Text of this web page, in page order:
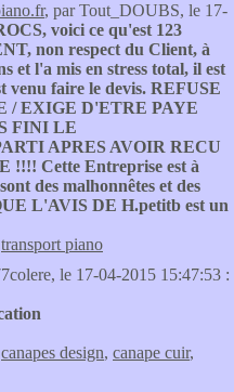
, par Tout_DOUBS, le 17-
voici ce qu'est 123
non respect du Client, à
et l'a mis en stress total, il est
venu faire le devis. REFUSE
/ EXIGE D'ETRE PAYE
FINI LE
APRES AVOIR RECU
Cette Entreprise est à
des malhonnêtes et des
L'AVIS DE H.petitb est un
transport piano
le 17-04-2015 15:47:53 :
canapes design, canape cuir,